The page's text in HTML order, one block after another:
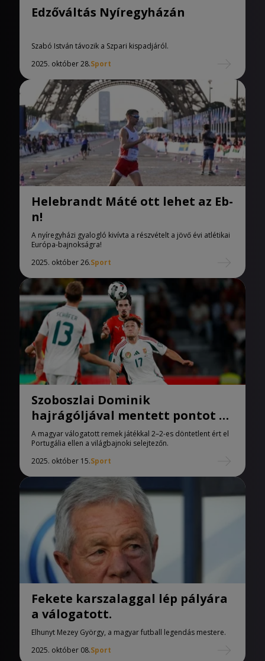
Edzőváltás Nyíregyházán
Szabó István távozik a Szpari kispadjáról.
2025. október 28.Sport
Helebrandt Máté ott lehet az Eb-
n!
A nyíregyházi gyalogló kivívta a részvételt a jövő évi atlétikai
Európa-bajnokságra!
2025. október 26.Sport
Szoboszlai Dominik
hajrágóljával mentett pontot a
magyar válogatott
Portugáliában
A magyar válogatott remek játékkal 2–2-es döntetlent ért el
Portugália ellen a világbajnoki selejtezőn.
2025. október 15.Sport
Fekete karszalaggal lép pályára
a válogatott.
Elhunyt Mezey György, a magyar futball legendás mestere.
2025. október 08.Sport